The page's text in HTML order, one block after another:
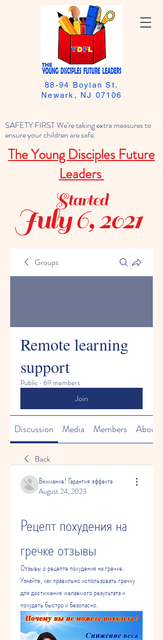
SAFETY FIRST We're taking extra measures to
ensure your children are safe.
The Young Disciples Future
Leaders
88-94 Boylan St.
Newark, NJ 07106
July 6, 2021
Started
Groups
Remote learning
support
Public · 69 members
Join
Discussion Media Members About
Back
Внимание! Гарантия эффекта
August 24, 2023
Рецепт похудения на
гречке отзывы
Отзывы о рецепте похудения на гречке.
Узнайте, как правильно использовать гречку
для достижения желаемого результата и
похудеть быстро и безопасно.